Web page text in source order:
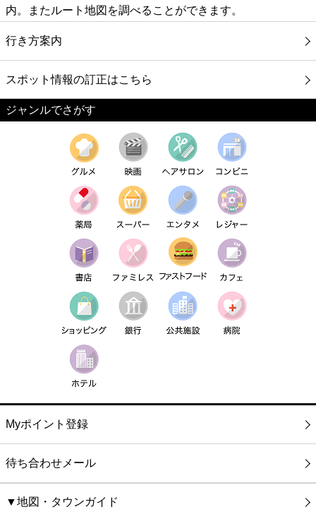
内。またルート地図を調べることができます。
行き方案内
スポット情報の訂正はこちら
ジャンルでさがす
Myポイント登録
待ち合わせメール
▼地図・タウンガイド